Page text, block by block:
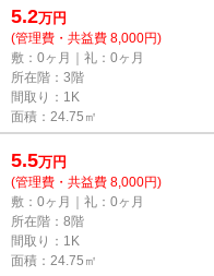
5.2万円
(管理費・共益費 8,000円)
敷：0ヶ月｜礼：0ヶ月
所在階：3階
間取り：1K
面積：24.75㎡
5.5万円
(管理費・共益費 8,000円)
敷：0ヶ月｜礼：0ヶ月
所在階：8階
間取り：1K
面積：24.75㎡